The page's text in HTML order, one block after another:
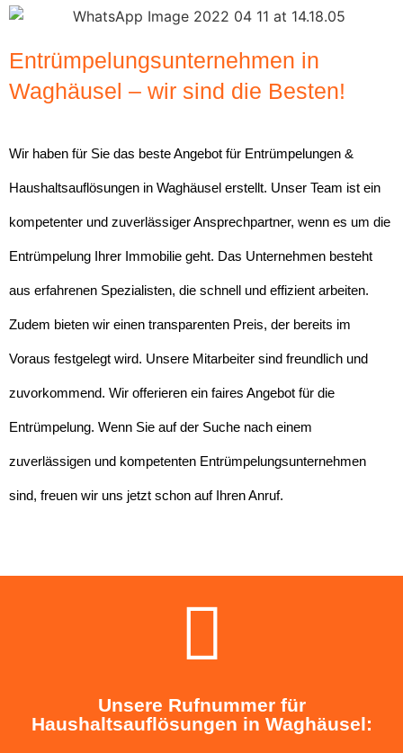
Entrümpelungsunternehmen in
Waghäusel – wir sind die Besten!
Wir haben für Sie das beste Angebot für Entrümpelungen &
Haushaltsauflösungen in Waghäusel erstellt. Unser Team ist ein
kompetenter und zuverlässiger Ansprechpartner, wenn es um die
Entrümpelung Ihrer Immobilie geht. Das Unternehmen besteht
aus erfahrenen Spezialisten, die schnell und effizient arbeiten.
Zudem bieten wir einen transparenten Preis, der bereits im
Voraus festgelegt wird. Unsere Mitarbeiter sind freundlich und
zuvorkommend. Wir offerieren ein faires Angebot für die
Entrümpelung. Wenn Sie auf der Suche nach einem
zuverlässigen und kompetenten Entrümpelungsunternehmen
sind, freuen wir uns jetzt schon auf Ihren Anruf.
Unsere Rufnummer für
Haushaltsauflösungen in Waghäusel: